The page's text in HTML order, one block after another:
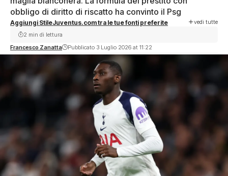
obbligo di diritto di riscatto ha convinto il Psg
Aggiungi StileJuventus.com tra le tue fonti preferite vedi tutte
Francesco Zanatta Pubblicato 3 Luglio 2026 at 11:22
2 min di lettura